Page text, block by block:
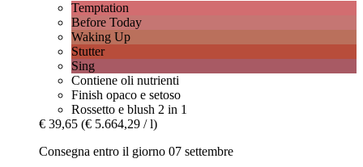
Temptation
Before Today
Waking Up
Stutter
Sing
Contiene oli nutrienti
Finish opaco e setoso
Rossetto e blush 2 in 1
€ 39,65 (€ 5.664,29 / l)
Consegna entro il giorno 07 settembre